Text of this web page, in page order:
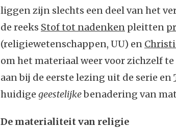
liggen zijn slechts een deel van het
de reeks Stof tot nadenken pleitten
(religiewetenschappen, UU) en
om het materiaal weer voor zichzelf
aan bij de eerste lezing uit de serie en
huidige geestelijkebenadering van
De materialiteit van religie